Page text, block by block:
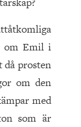
om Emil i
då prosten
om den
med
som är